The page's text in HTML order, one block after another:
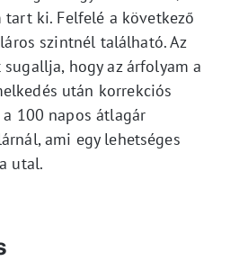
ki. Felfelé a következő
szintnél található. Az
hogy az árfolyam a
után korrekciós
100 napos átlagár
ami egy lehetséges
utal.